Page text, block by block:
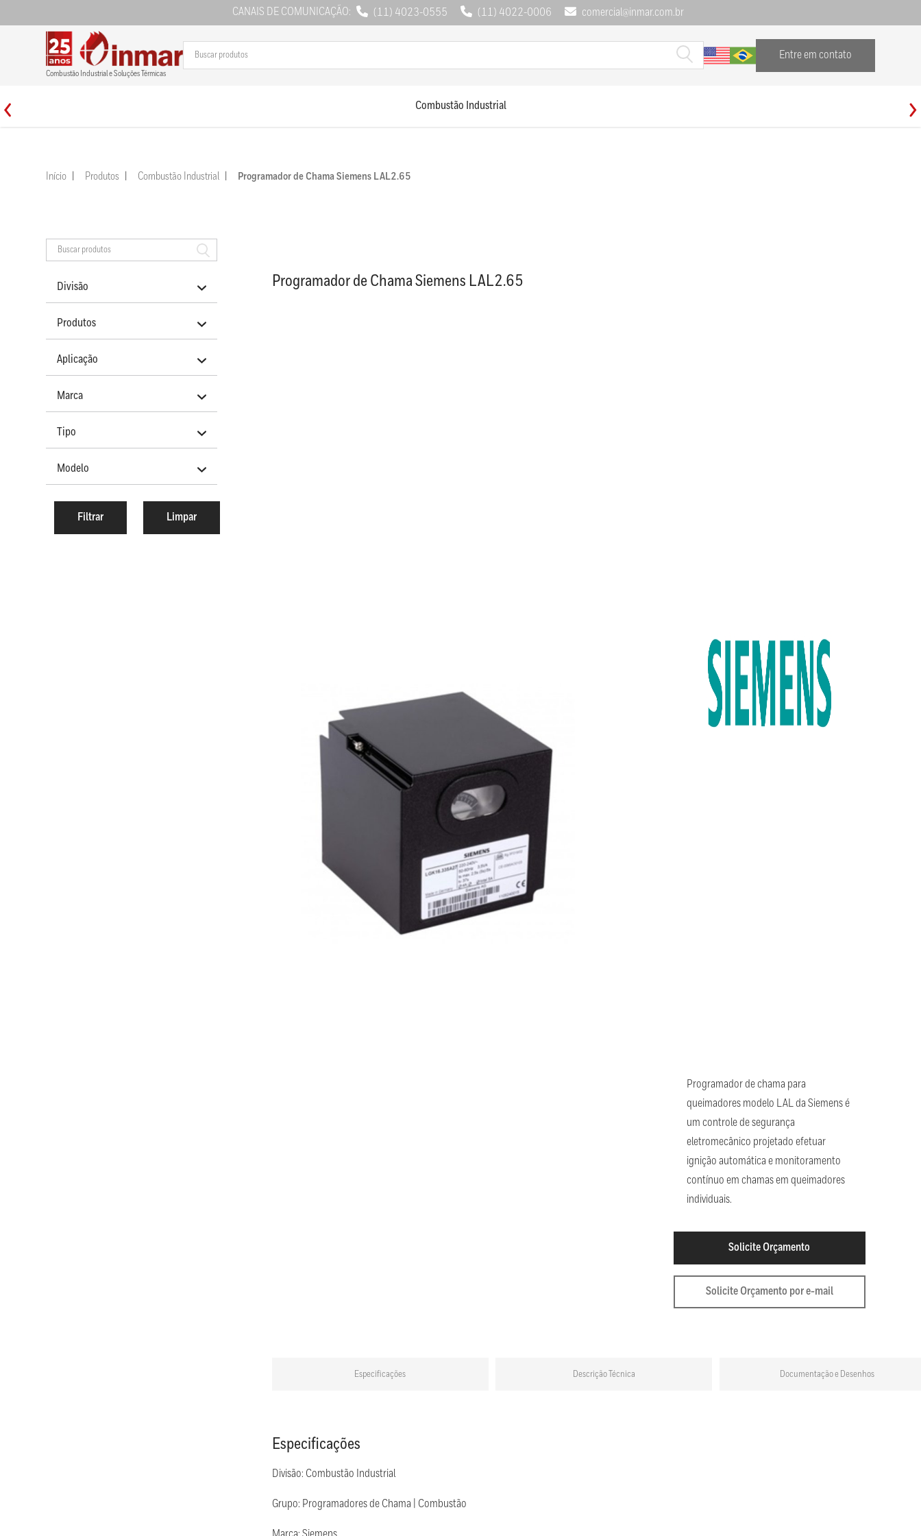
CANAIS DE COMUNICAÇÃO: (11) 4023-0555 (11) 4022-0006 comercial@inmar.com.br
Combustão Industrial e Soluções Térmicas
Entre em contato
Combustão Industrial
Início Produtos Combustão Industrial Programador de Chama Siemens LAL2.65
Divisão
Produtos
Aplicação
Marca
Tipo
Modelo
Programador de Chama Siemens LAL2.65
Programador de chama para
queimadores modelo LAL da Siemens é
um controle de segurança
eletromecânico projetado efetuar
ignição automática e monitoramento
contínuo em chamas em queimadores
individuais.
Solicite Orçamento
Solicite Orçamento por e-mail
Especificações Descrição Técnica Documentação e Desenhos
Especificações
Divisão: Combustão Industrial
Grupo: Programadores de Chama | Combustão